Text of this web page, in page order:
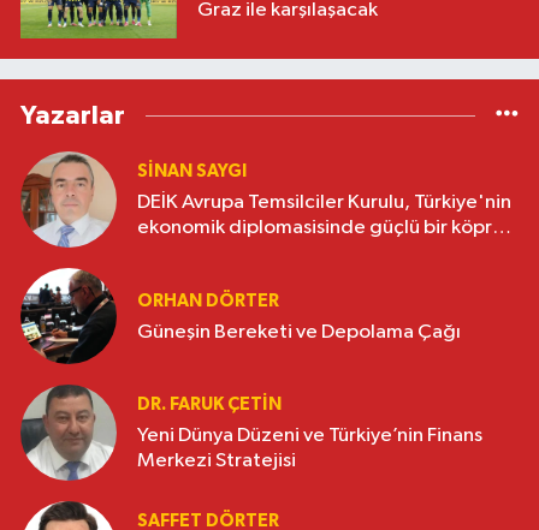
Graz ile karşılaşacak
Yazarlar
SINAN SAYGI
DEİK Avrupa Temsilciler Kurulu, Türkiye'nin
ekonomik diplomasisinde güçlü bir köprü
ORHAN DÖRTER
Güneşin Bereketi ve Depolama Çağı
DR. FARUK ÇETİN
Yeni Dünya Düzeni ve Türkiye’nin Finans
Merkezi Stratejisi
SAFFET DÖRTER